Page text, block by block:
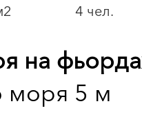
4 чел.
на
моря 5 м